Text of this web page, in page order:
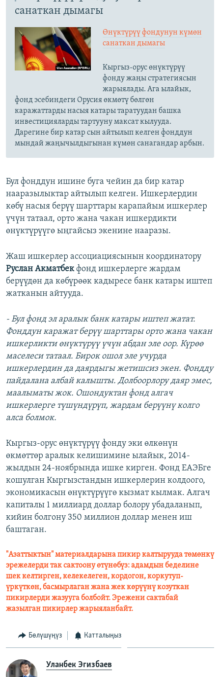
санаткан дымагы
Өнүктүрүү фондунун күмөн
санаткан дымагы
Кыргыз-орус өнүктүрүү
фонду жаңы стратегиясын
жарыялады. Ага ылайык,
фонд эсебиндеги Орусия өкмөтү бөлгөн
каражаттарды насыя катары таратуудан башка
инвестицияларды тартууну максат кылууда.
Дарегине бир катар сын айтылып келген фонддун
мындай жаңычылдыгынан күмөн санагандар арбын.
Бул фонддун ишине буга чейин да бир катар
нааразылыктар айтылып келген. Ишкерлердин
көбү насыя берүү шарттары карапайым ишкерлер
үчүн татаал, орто жана чакан ишкердикти
өнүктүрүүгө ыңгайсыз экенине нааразы.
Жаш ишкерлер ассоциациясынын координатору
Руслан Акматбекфонд ишкерлерге жардам
берүүдөн да көбүрөөк кадыресе банк катары иштеп
жатканын айтууда.
- Бул фонд эл аралык банк катары иштеп жатат.
Фонддун каражат берүү шарттары орто жана чакан
ишкерликти өнүктүрүү үчүн абдан эле оор. Күрөө
маселеси татаал. Бирок ошол эле учурда
ишкерлердин да даярдыгы жетишсиз экен. Фондду
пайдалана албай калышты. Долбоорлору даяр эмес,
маалыматы жок. Ошондуктан фонд алгач
ишкерлерге түшүндүрүп, жардам берүүнү колго
алса болмок.
Кыргыз-орус өнүктүрүү фонду эки өлкөнүн
өкмөттөр аралык келишимине ылайык, 2014-
жылдын 24-ноябрында ишке кирген. Фонд ЕАЭБге
кошулган Кыргызстандын ишкерлерин колдоого,
экономикасын өнүктүрүүгө кызмат кылмак. Алгач
капиталы 1 миллиард доллар болору убадаланып,
кийин болгону 350 миллион доллар менен иш
баштаган.
"Азаттыктын" материалдарына пикир калтырууда төмөнкү
эрежелерди так сактоону өтүнөбүз: адамдын беделине
шек келтирген, келекелеген, кордогон, коркутуп-
үркүткөн, басмырлаган жана жек көрүүнү козуткан
пикирлерди жазууга болбойт. Эрежени сактабай
жазылган пикирлер жарыяланбайт.
Бөлүшүңүз Катталыңыз
Уланбек Эгизбаев